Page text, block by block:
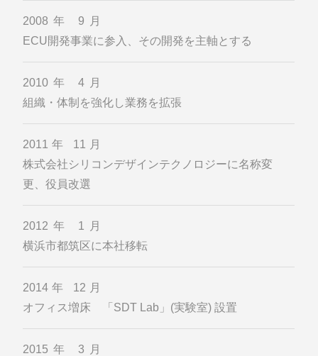
2008年 9月
ECU開発事業に参入、その開発を主軸とする
2010年 4月
組織・体制を強化し業務を拡張
2011年 11月
株式会社シリコンデザインテクノロジーに名称変
更、役員改選
2012年 1月
横浜市都筑区に本社移転
2014年 12月
オフィス増床 「SDT Lab」(実験室) 設置
2015年 3月